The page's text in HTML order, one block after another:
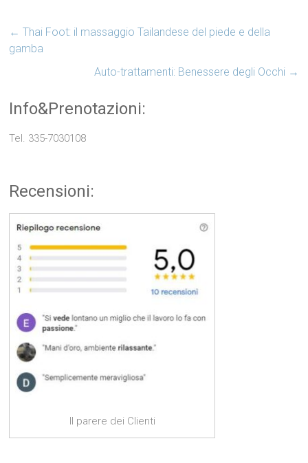
← Thai Foot: il massaggio Tailandese del piede e della
gamba
Auto-trattamenti: Benessere degli Occhi →
Info&Prenotazioni:
Tel. 335-7030108
Recensioni:
Il parere dei Clienti